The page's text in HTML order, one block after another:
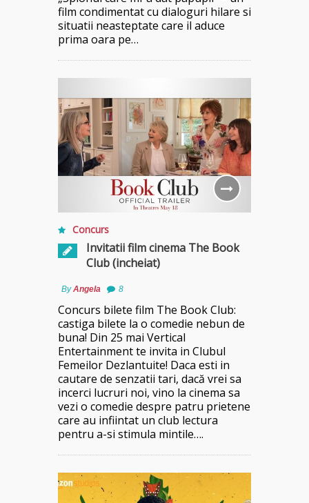
film condimentat cu dialoguri hilare si
situatii neasteptate care il aduce
prima oara pe…
Concurs
Invitatii film cinema The Book
Club (incheiat)
ByAngela 8
Concurs bilete film The Book Club:
castiga bilete la o comedie nebun de
buna! Din 25 mai Vertical
Entertainment te invita in Clubul
Femeilor Dezlantuite! Daca esti in
cautare de senzatii tari, dacă vrei sa
incerci lucruri noi, vino la cinema sa
vezi o comedie despre patru prietene
care au infiintat un club lectura
pentru a-si stimula mintile….